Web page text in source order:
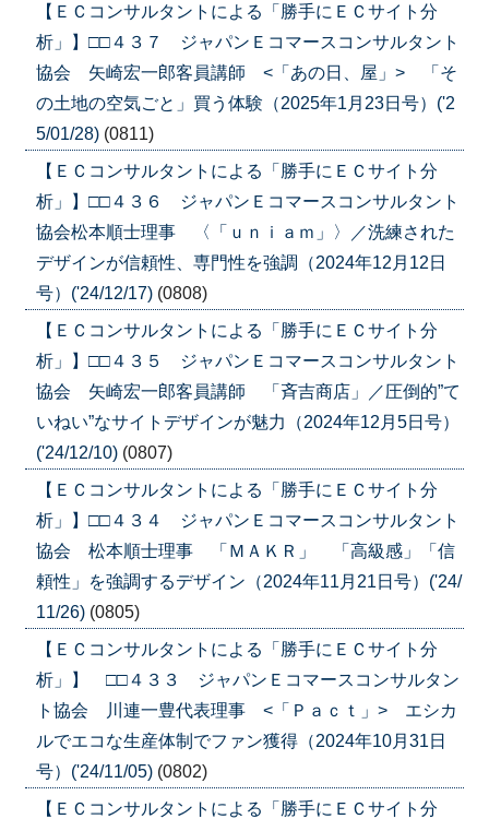
【ＥＣコンサルタントによる「勝手にＥＣサイト分
析」】□□４３７ ジャパンＥコマースコンサルタント
協会 矢崎宏一郎客員講師 <「あの日、屋」> 「そ
の土地の空気ごと」買う体験（2025年1月23日号）('2
5/01/28) (0811)
【ＥＣコンサルタントによる「勝手にＥＣサイト分
析」】□□４３６ ジャパンＥコマースコンサルタント
協会松本順士理事 〈「ｕｎｉａｍ」〉／洗練された
デザインが信頼性、専門性を強調（2024年12月12日
号）('24/12/17) (0808)
【ＥＣコンサルタントによる「勝手にＥＣサイト分
析」】□□４３５ ジャパンＥコマースコンサルタント
協会 矢崎宏一郎客員講師 「斉吉商店」／圧倒的”て
いねい”なサイトデザインが魅力（2024年12月5日号）
('24/12/10) (0807)
【ＥＣコンサルタントによる「勝手にＥＣサイト分
析」】□□４３４ ジャパンＥコマースコンサルタント
協会 松本順士理事 「ＭＡＫＲ」 「高級感」「信
頼性」を強調するデザイン（2024年11月21日号）('24/
11/26) (0805)
【ＥＣコンサルタントによる「勝手にＥＣサイト分
析」】 □□４３３ ジャパンＥコマースコンサルタン
ト協会 川連一豊代表理事 <「Ｐａｃｔ」> エシカ
ルでエコな生産体制でファン獲得（2024年10月31日
号）('24/11/05) (0802)
【ＥＣコンサルタントによる「勝手にＥＣサイト分